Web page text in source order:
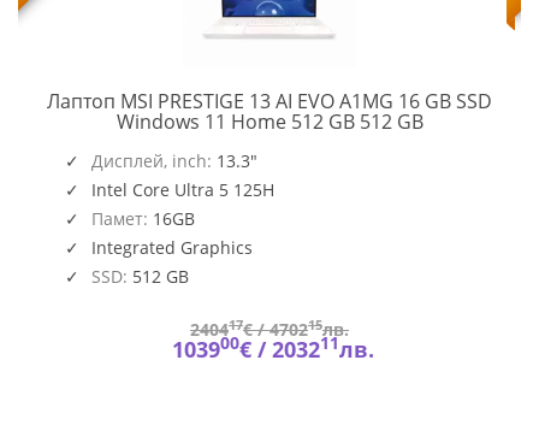
Лаптоп MSI PRESTIGE 13 AI EVO A1MG 16 GB SSD
Windows 11 Home 512 GB 512 GBPRESTIGE
Дисплей, inch: 13.3"
Intel Core Ultra 5 125H
Памет: 16GB
Integrated Graphics
SSD: 512 GB
240417€ /470215лв.
103900€ /203211лв.